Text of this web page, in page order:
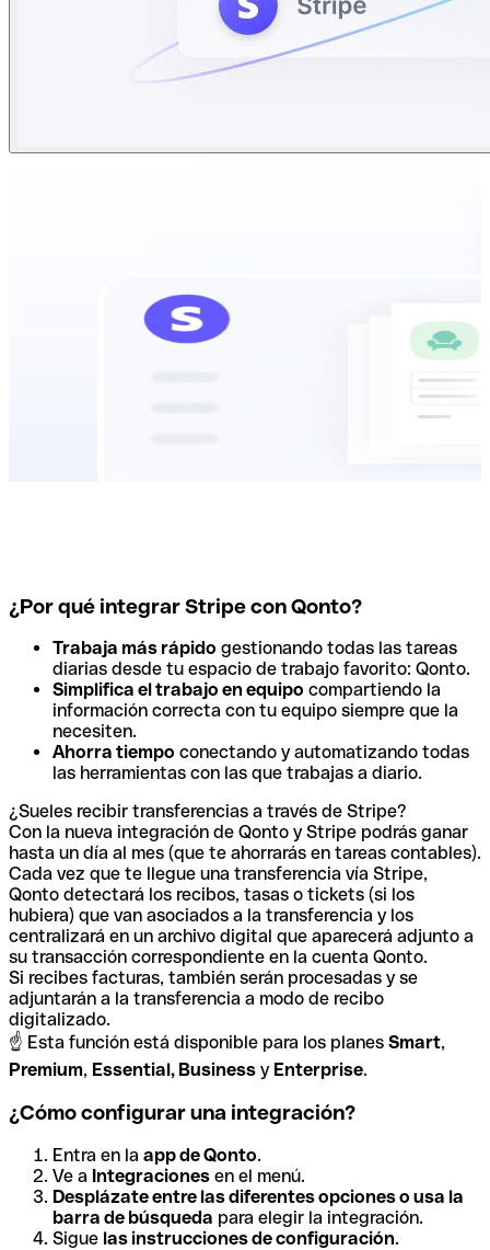
¿Por qué integrar Stripe con Qonto?
Trabaja más rápido gestionando todas las tareas
diarias desde tu espacio de trabajo favorito: Qonto.
Simplifica el trabajo en equipo compartiendo la
información correcta con tu equipo siempre que la
necesiten.
Ahorra tiempo conectando y automatizando todas
las herramientas con las que trabajas a diario.
¿Sueles recibir transferencias a través de Stripe?
Con la nueva integración de Qonto y Stripe podrás ganar
hasta un día al mes (que te ahorrarás en tareas contables).
Cada vez que te llegue una transferencia vía Stripe,
Qonto detectará los recibos, tasas o tickets (si los
hubiera) que van asociados a la transferencia y los
centralizará en un archivo digital que aparecerá adjunto a
su transacción correspondiente en la cuenta Qonto.
Si recibes facturas, también serán procesadas y se
adjuntarán a la transferencia a modo de recibo
digitalizado.
☝️ Esta función está disponible para los planes Smart,
Premium, Essential, Business y Enterprise.
¿Cómo configurar una integración?
Entra en la app de Qonto.
Ve a Integraciones en el menú.
Desplázate entre las diferentes opciones o usa la
barra de búsqueda para elegir la integración.
Sigue las instrucciones de configuración.